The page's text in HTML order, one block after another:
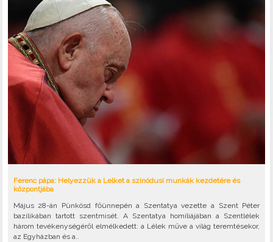
Ferenc pápa: Helyezzük a Lelket a szinódusi munkák kezdetére és
központjába
Május 28-án Pünkösd főünnepén a Szentatya vezette a Szent Péter
bazilikában tartott szentmisét. A Szentatya homíliájában a Szentlélek
három tevékenységéről elmélkedett: a Lélek műve a világ teremtésekor,
az Egyházban és a..